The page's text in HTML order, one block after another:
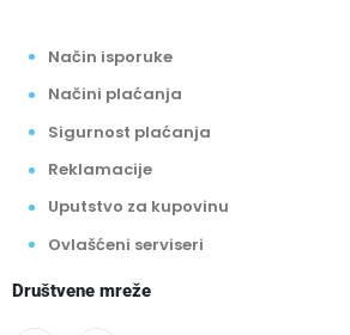
Način isporuke
Načini plaćanja
Sigurnost plaćanja
Reklamacije
Uputstvo za kupovinu
Ovlašćeni serviseri
Društvene mreže